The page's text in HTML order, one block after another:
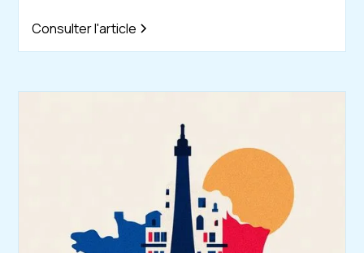
Consulter l'article